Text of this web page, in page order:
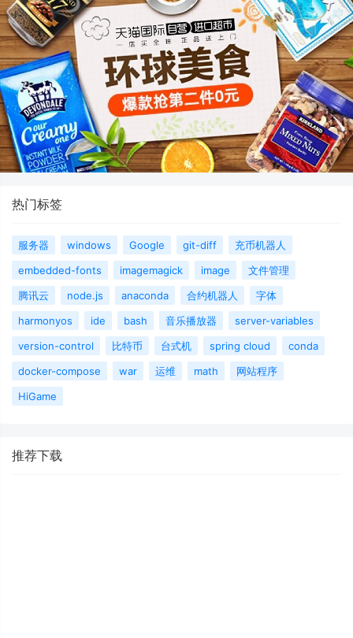
热门标签
服务器 windows Google git-diff
充币机器人
embedded-fonts
imagemagick image
文件管理
腾讯云
node.js anaconda 合约机器人
字体
harmonyos
ide bash 音乐播放器
server-variables
version-control
比特币 台式机 spring cloud
conda
docker-compose
war 运维 math
网站程序
HiGame
推荐下载